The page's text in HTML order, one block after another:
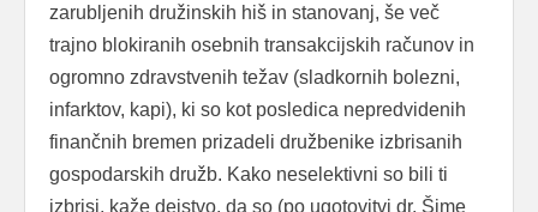
zarubljenih družinskih hiš in stanovanj, še več
trajno blokiranih osebnih transakcijskih računov in
ogromno zdravstvenih težav (sladkornih bolezni,
infarktov, kapi), ki so kot posledica nepredvidenih
finančnih bremen prizadeli družbenike izbrisanih
gospodarskih družb. Kako neselektivni so bili ti
izbrisi, kaže dejstvo, da so (po ugotovitvi dr. Šime